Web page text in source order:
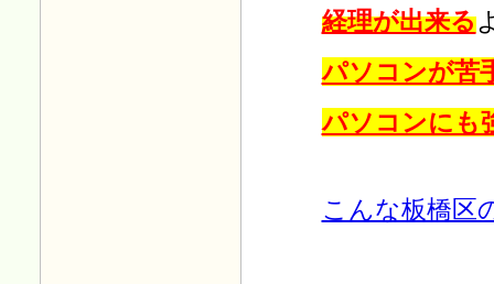
経理が出来る
パソコンが苦
パソコンにも
こんな板橋区